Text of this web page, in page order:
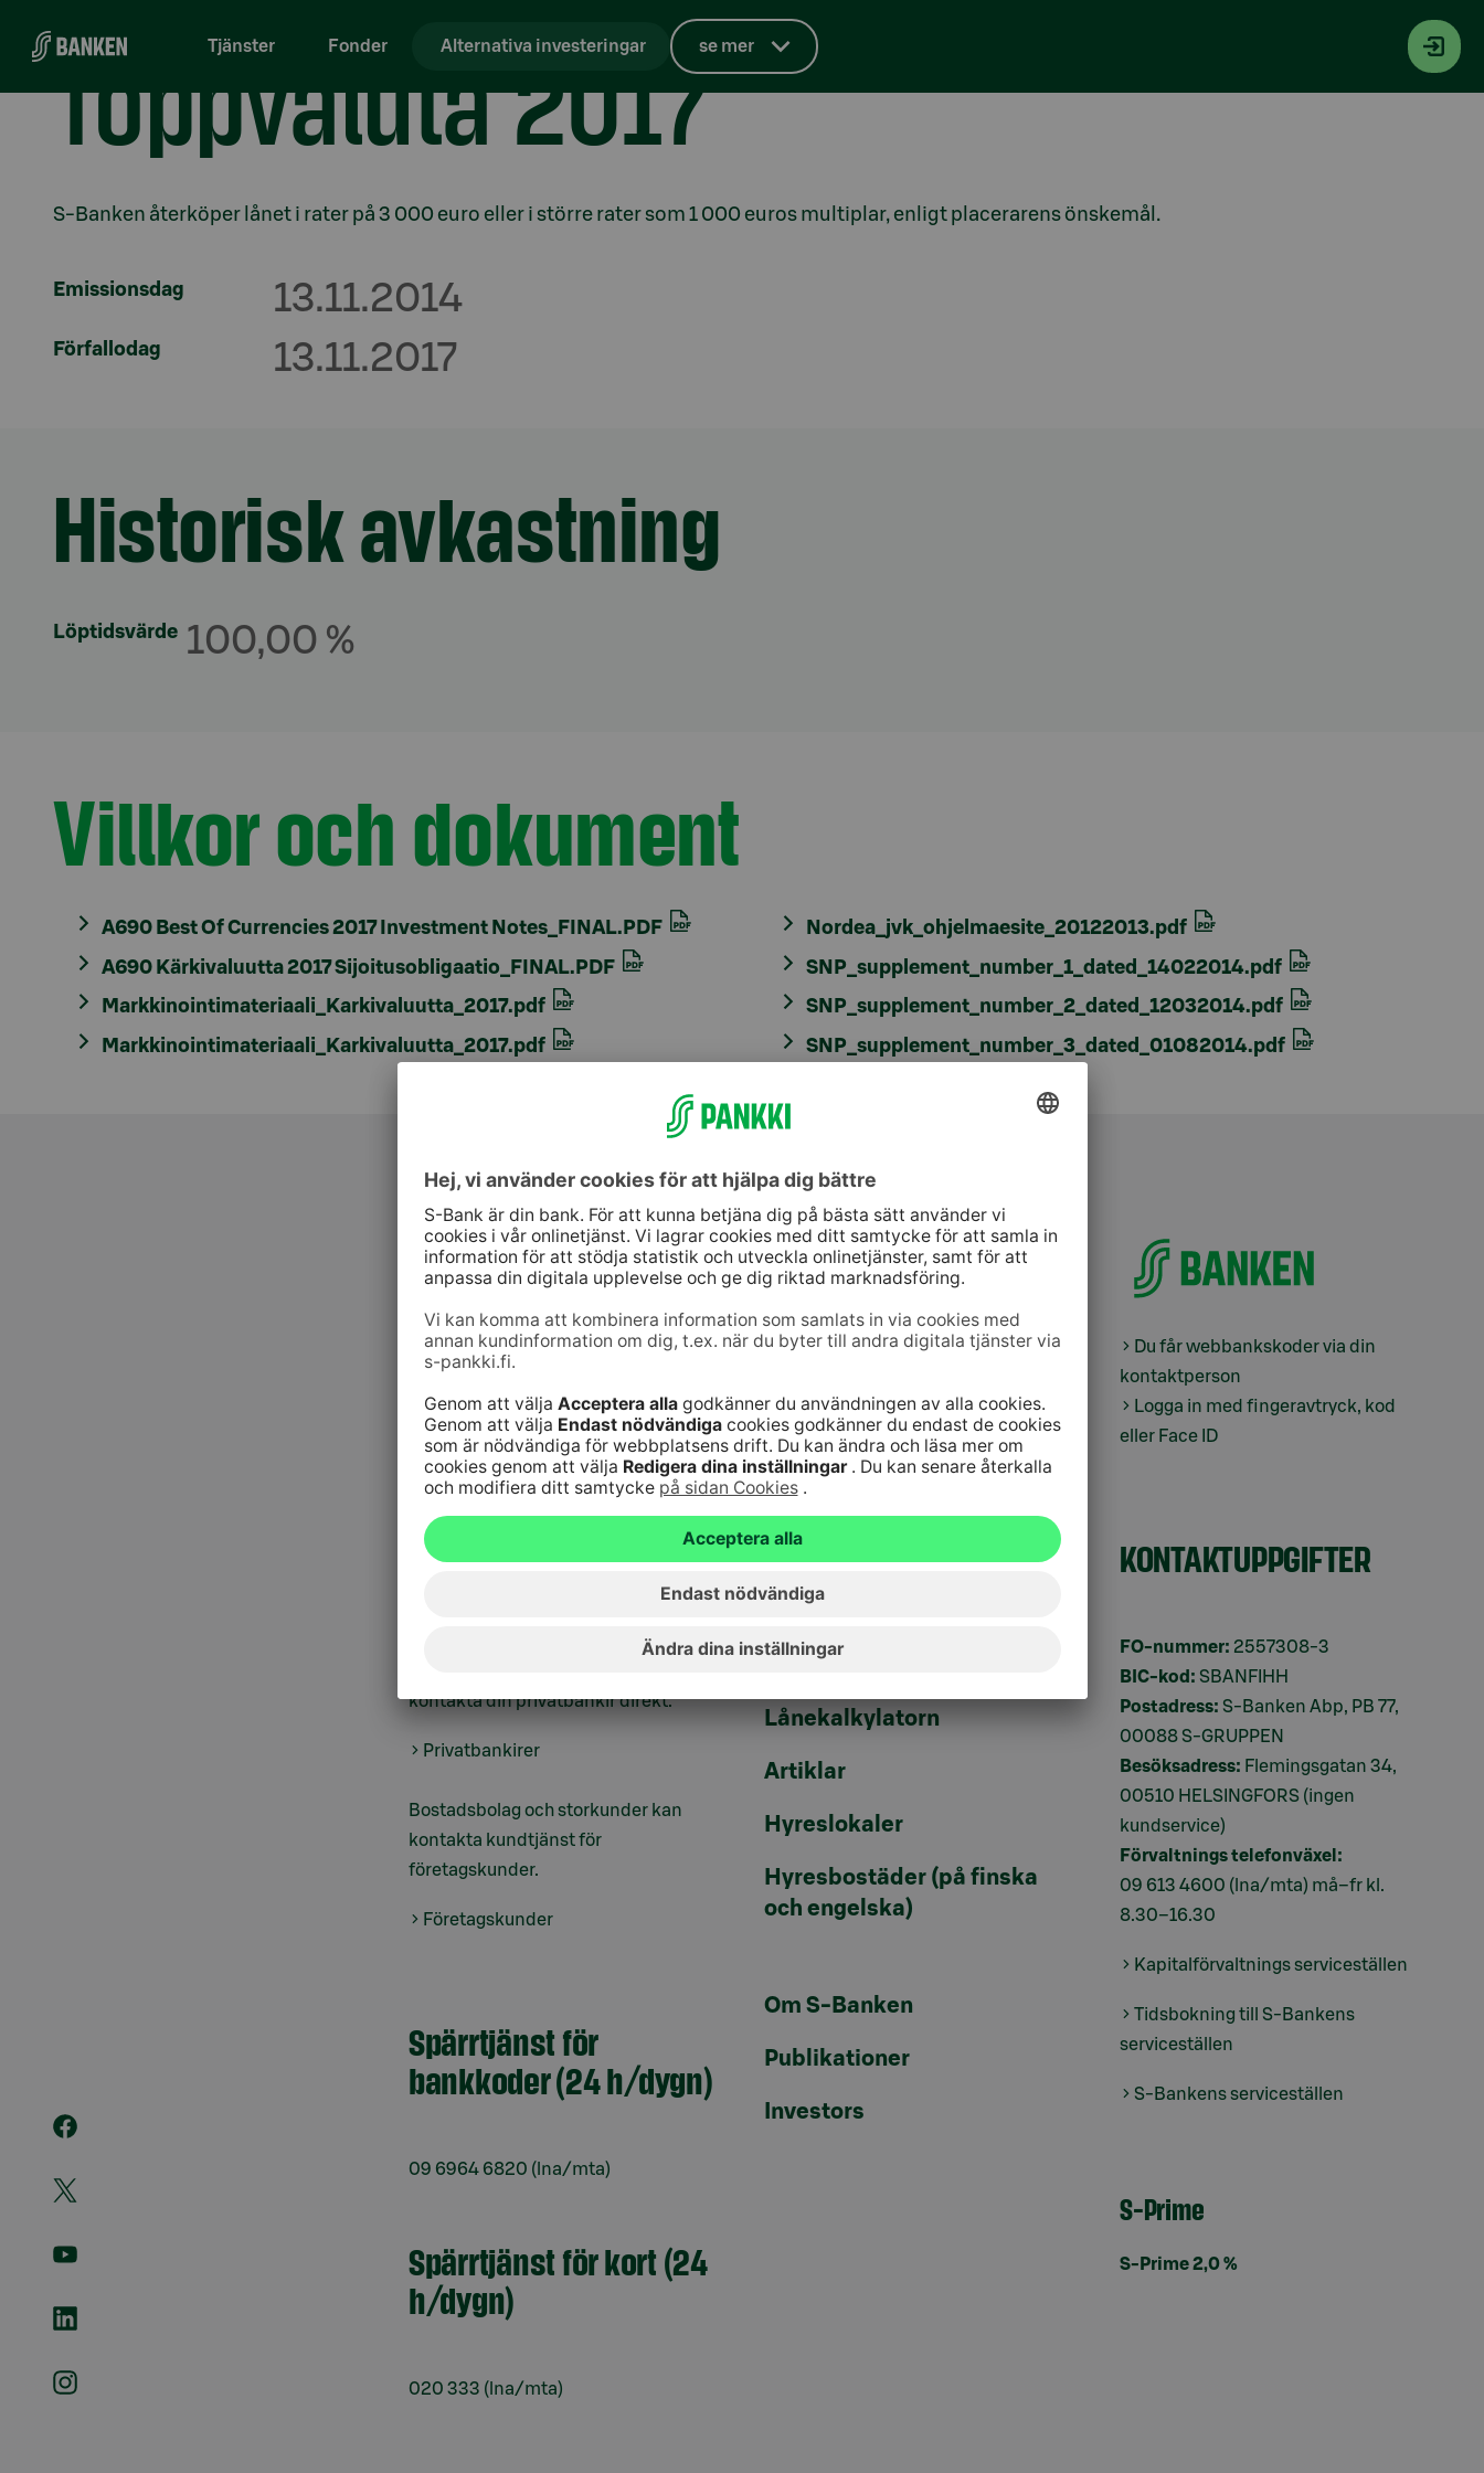
Tjänster Fonder Alternativa investeringar se mer
Toppvaluta 2017
Avsnitt med titel
S-Banken återköper lånet i rater på 3 000 euro eller i större rater som 1 000 euros multiplar, enligt placerarens önskemål.
Emissionsdag 13.11.2014
Förfallodag 13.11.2017
Historisk avkastning
Löptidsvärde 100,00 %
Villkor och dokument
A690 Best Of Currencies 2017 Investment Notes_FINAL.PDF
A690 Kärkivaluutta 2017 Sijoitusobligaatio_FINAL.PDF
Markkinointimateriaali_Karkivaluutta_2017.pdf
Markkinointimateriaali_Karkivaluutta_2017.pdf
Nordea_jvk_ohjelmaesite_20122013.pdf
SNP_supplement_number_1_dated_14022014.pdf
SNP_supplement_number_2_dated_12032014.pdf
SNP_supplement_number_3_dated_01082014.pdf
Kundtjänst
010 76 5810(lna/mta)
När du ringer ska du alltid ha
webbankskoderelleridentifiering i
S-mobiltill hands.
Vår kundtjänst är online
Twitter
kontakta din privatbankir direkt.
Privatbankirer
Bostadsbolag och storkunder kan
kontakta kundtjänst för
företagskunder.
Företagskunder
Spärrtjänst för
bankkoder (24 h/dygn)
09 6964 6820 (lna/mta)
Spärrtjänst för kort (24
h/dygn)
020 333 (lna/mta)
Genvägar
Tjänster
Signaturtjänst
Fonder
Uppdatera dina uppgifter
Serviceavgifter
Lånekalkylatorn
Artiklar
Hyreslokaler
Hyresbostäder (på finska
och engelska)
Om S-Banken
Publikationer
Investors
Du får webbankskoder via din
kontaktperson
Logga in med fingeravtryck, kod
eller Face ID
KONTAKTUPPGIFTER
FO-nummer: 2557308-3
BIC-kod: SBANFIHH
Postadress: S-Banken Abp, PB 77,
00088 S-GRUPPEN
Besöksadress: Flemingsgatan 34,
00510 HELSINGFORS (ingen
kundservice)
Förvaltnings telefonväxel:
09 613 4600 (lna/mta) må–fr kl.
8.30–16.30
Kapitalförvaltnings serviceställen
Tidsbokning till S-Bankens
serviceställen
S-Bankens serviceställen
S-Prime
S-Prime 2,0 %